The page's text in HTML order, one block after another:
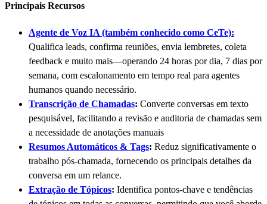
Principais Recursos
Agente de Voz IA (também conhecido como CeTe):
Qualifica leads, confirma reuniões, envia lembretes, coleta
feedback e muito mais—operando 24 horas por dia, 7 dias por
semana, com escalonamento em tempo real para agentes
humanos quando necessário.
Transcrição de Chamadas: Converte conversas em texto
pesquisável, facilitando a revisão e auditoria de chamadas sem
a necessidade de anotações manuais
Resumos Automáticos & Tags: Reduz significativamente o
trabalho pós-chamada, fornecendo os principais detalhes da
conversa em um relance.
Extração de Tópicos: Identifica pontos-chave e tendências